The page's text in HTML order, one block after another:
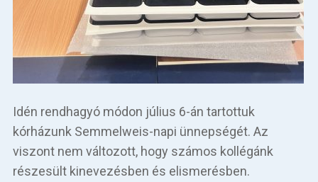
Idén rendhagyó módon július 6-án tartottuk
kórházunk Semmelweis-napi ünnepségét. Az
viszont nem változott, hogy számos kollégánk
részesült kinevezésben és elismerésben.